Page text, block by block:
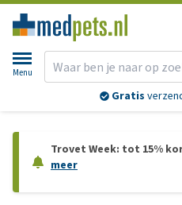
Menu
Gratis
Trovet Week: tot 15%
meer